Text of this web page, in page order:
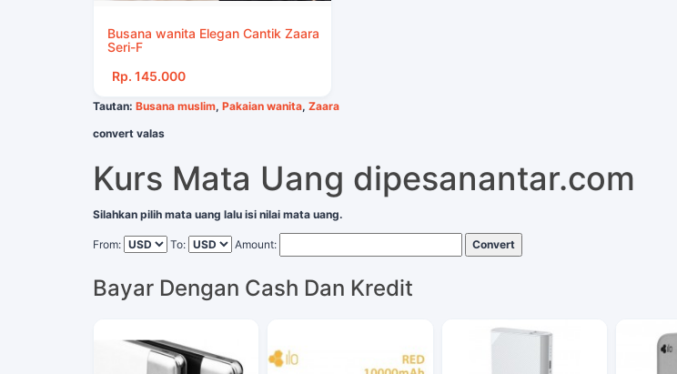
Busana wanita Elegan Cantik Zaara
Seri-F
Rp. 145.000
Tautan: Busana muslim, Pakaian wanita, Zaara
convert valas
Kurs Mata Uang dipesanantar.com
Silahkan pilih mata uang lalu isi nilai mata uang.
From: To: Amount: Convert
Bayar Dengan Cash Dan Kredit